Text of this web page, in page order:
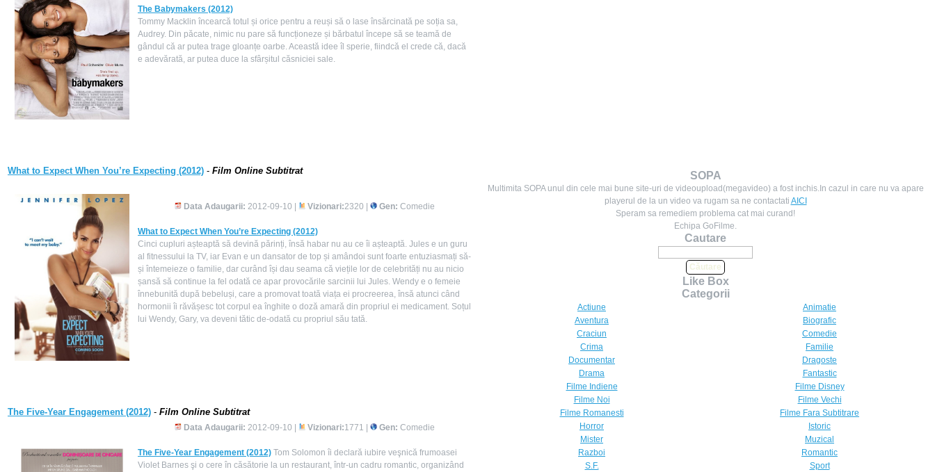
The Babymakers (2012)
Tommy Macklin încearcă totul și orice pentru a reuși să o lase însărcinată pe soția sa,
Audrey. Din păcate, nimic nu pare să funcționeze și bărbatul începe să se teamă de
gândul că ar putea trage gloanțe oarbe. Această idee îl sperie, fiindcă el crede că, dacă
e adevărată, ar putea duce la sfârșitul căsniciei sale.
What to Expect When You’re Expecting (2012) - Film Online Subtitrat
Data Adaugarii: 2012-09-10 | Vizionari:2320 | Gen: Comedie
What to Expect When You’re Expecting (2012)
Cinci cupluri așteaptă să devină părinți, însă habar nu au ce îi așteaptă. Jules e un guru
al fitnessului la TV, iar Evan e un dansator de top și amândoi sunt foarte entuziasmați să-
și întemeieze o familie, dar curând își dau seama că viețile lor de celebrități nu au nicio
șansă să continue la fel odată ce apar provocările sarcinii lui Jules. Wendy e o femeie
înnebunită după bebeluși, care a promovat toată viața ei procreerea, însă atunci când
hormonii îi răvășesc tot corpul ea înghite o doză amară din propriul ei medicament. Soțul
lui Wendy, Gary, va deveni tătic de-odată cu propriul său tată.
The Five-Year Engagement (2012) - Film Online Subtitrat
Data Adaugarii: 2012-09-10 | Vizionari:1771 | Gen: Comedie
The Five-Year Engagement (2012) Tom Solomon îi declară iubire veşnică frumoasei
Violet Barnes şi o cere în căsătorie la un restaurant, într-un cadru romantic, organizând
SOPA
Multimita SOPA unul din cele mai bune site-uri de videoupload(megavideo) a fost inchis.In cazul in care nu va apare
playerul de la un video va rugam sa ne contactati AICI
Speram sa remediem problema cat mai curand!
Echipa GoFilme.
Cautare
Like Box
Categorii
Actiune
Animatie
Aventura
Biografic
Craciun
Comedie
Crima
Familie
Documentar
Dragoste
Drama
Fantastic
Filme Indiene
Filme Disney
Filme Noi
Filme Vechi
Filme Romanesti
Filme Fara Subtitrare
Horror
Istoric
Mister
Muzical
Razboi
Romantic
S.F.
Sport